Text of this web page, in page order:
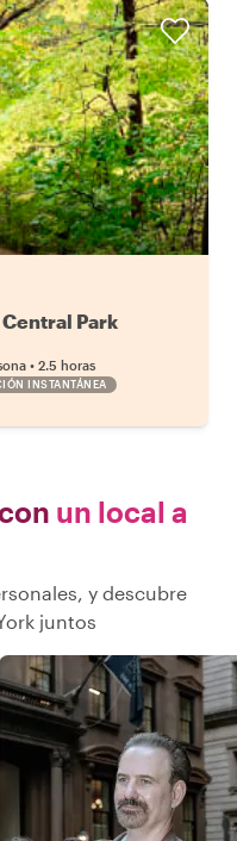
Park
• 2.5 horas
INSTANTÁNEA
un local a
y descubre
juntos